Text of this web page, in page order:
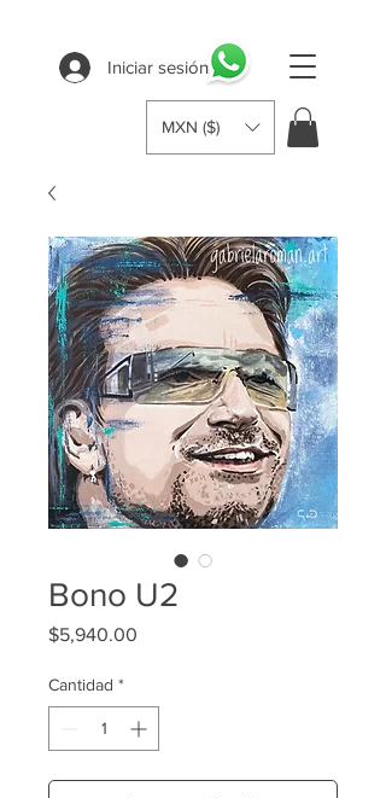
MXN ($)
Iniciar sesión
Bono U2
$5,940.00
Cantidad *